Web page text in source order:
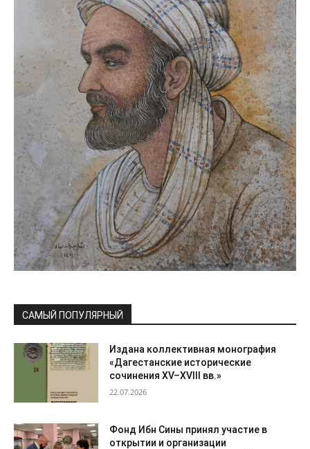
САМЫЙ ПОПУЛЯРНЫЙ
Издана коллективная монография
«Дагестанские исторические
сочинения XV–XVIII вв.»
22.07.2026
Фонд Ибн Сины принял участие в
открытии и организации